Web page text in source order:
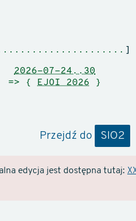
2026-07-24..30
=> {
EJOI 2026 }
]
Przejdź do SIO2
edycja jest dostępna tutaj: